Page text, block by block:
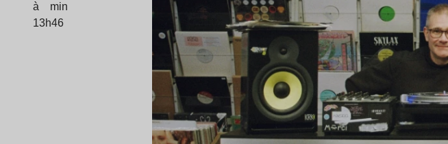
à
13h46
min